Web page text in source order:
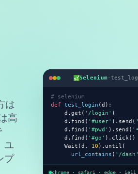
は
高
ユ
プ
Selenium·
# selenium
def
test_login (d):
    d.get(
'/login' )
    d.find(
'#user' ).send(
    d.find(
'#pwd' ).send(
    d.find(
'#go' ).click()
    Wait(d,
10 ).until(
url_contains ( '/dash'
chrome · safari · edge · ie11